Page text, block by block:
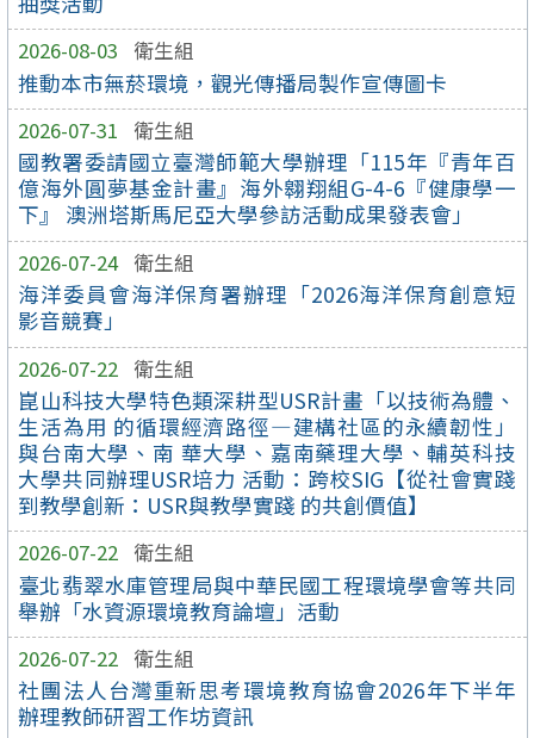
2026-08-03 衛生組
推動本市無菸環境，觀光傳播局製作宣傳圖卡
2026-07-31 衛生組
國教署委請國立臺灣師範大學辦理「115年『青年百
億海外圓夢基金計畫』海外翱翔組G-4-6『健康學一
下』 澳洲塔斯馬尼亞大學參訪活動成果發表會」
2026-07-24 衛生組
海洋委員會海洋保育署辦理「2026海洋保育創意短
影音競賽」
2026-07-22 衛生組
崑山科技大學特色類深耕型USR計畫「以技術為體、
生活為用 的循環經濟路徑—建構社區的永續韌性」
與台南大學、南 華大學、嘉南藥理大學、輔英科技
大學共同辦理USR培力 活動：跨校SIG【從社會實踐
到教學創新：USR與教學實踐 的共創價值】
2026-07-22 衛生組
臺北翡翠水庫管理局與中華民國工程環境學會等共同
舉辦「水資源環境教育論壇」活動
2026-07-22 衛生組
社團法人台灣重新思考環境教育協會2026年下半年
辦理教師研習工作坊資訊